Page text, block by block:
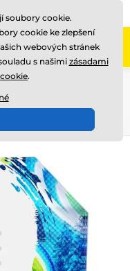
soubory cookie.
cookie ke zlepšení
webových stránek
s našimi zásadami
.